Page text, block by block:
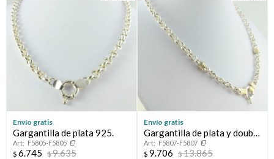
Envío gratis
Gargantilla de plata 925.
F5805-F5805
$ 6.745 $9.635
Envío gratis
Gargantilla de plata y double
en oro 18 ktes, Rolo
F5807-F5807
$ 9.706 $13.865